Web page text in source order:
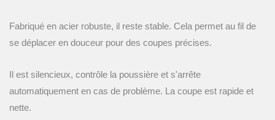
Fabriqué en acier robuste, il reste stable. Cela permet au fil de
se déplacer en douceur pour des coupes précises.
Il est silencieux, contrôle la poussière et s'arrête
automatiquement en cas de problème. La coupe est rapide et
nette.